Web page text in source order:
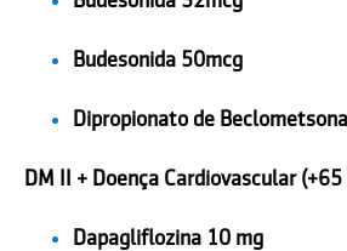
Budesonida 50mcg
Dipropionato de
DM II + Doença Cardiovascular (+65
Dapagliflozina 10 mg